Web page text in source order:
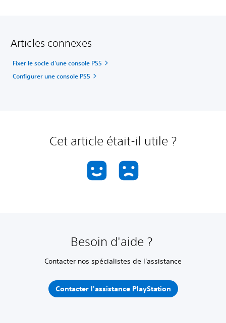
Articles connexes
Fixer le socle d'une console PS5
Configurer une console PS5
Cet article était-il utile ?
Besoin d'aide ?
Contacter nos spécialistes de l'assistance
Contacter l'assistance PlayStation